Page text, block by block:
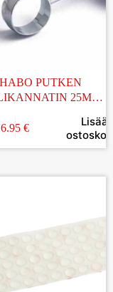
HABO PUTKEN
25MM
6.95 €
Lisää